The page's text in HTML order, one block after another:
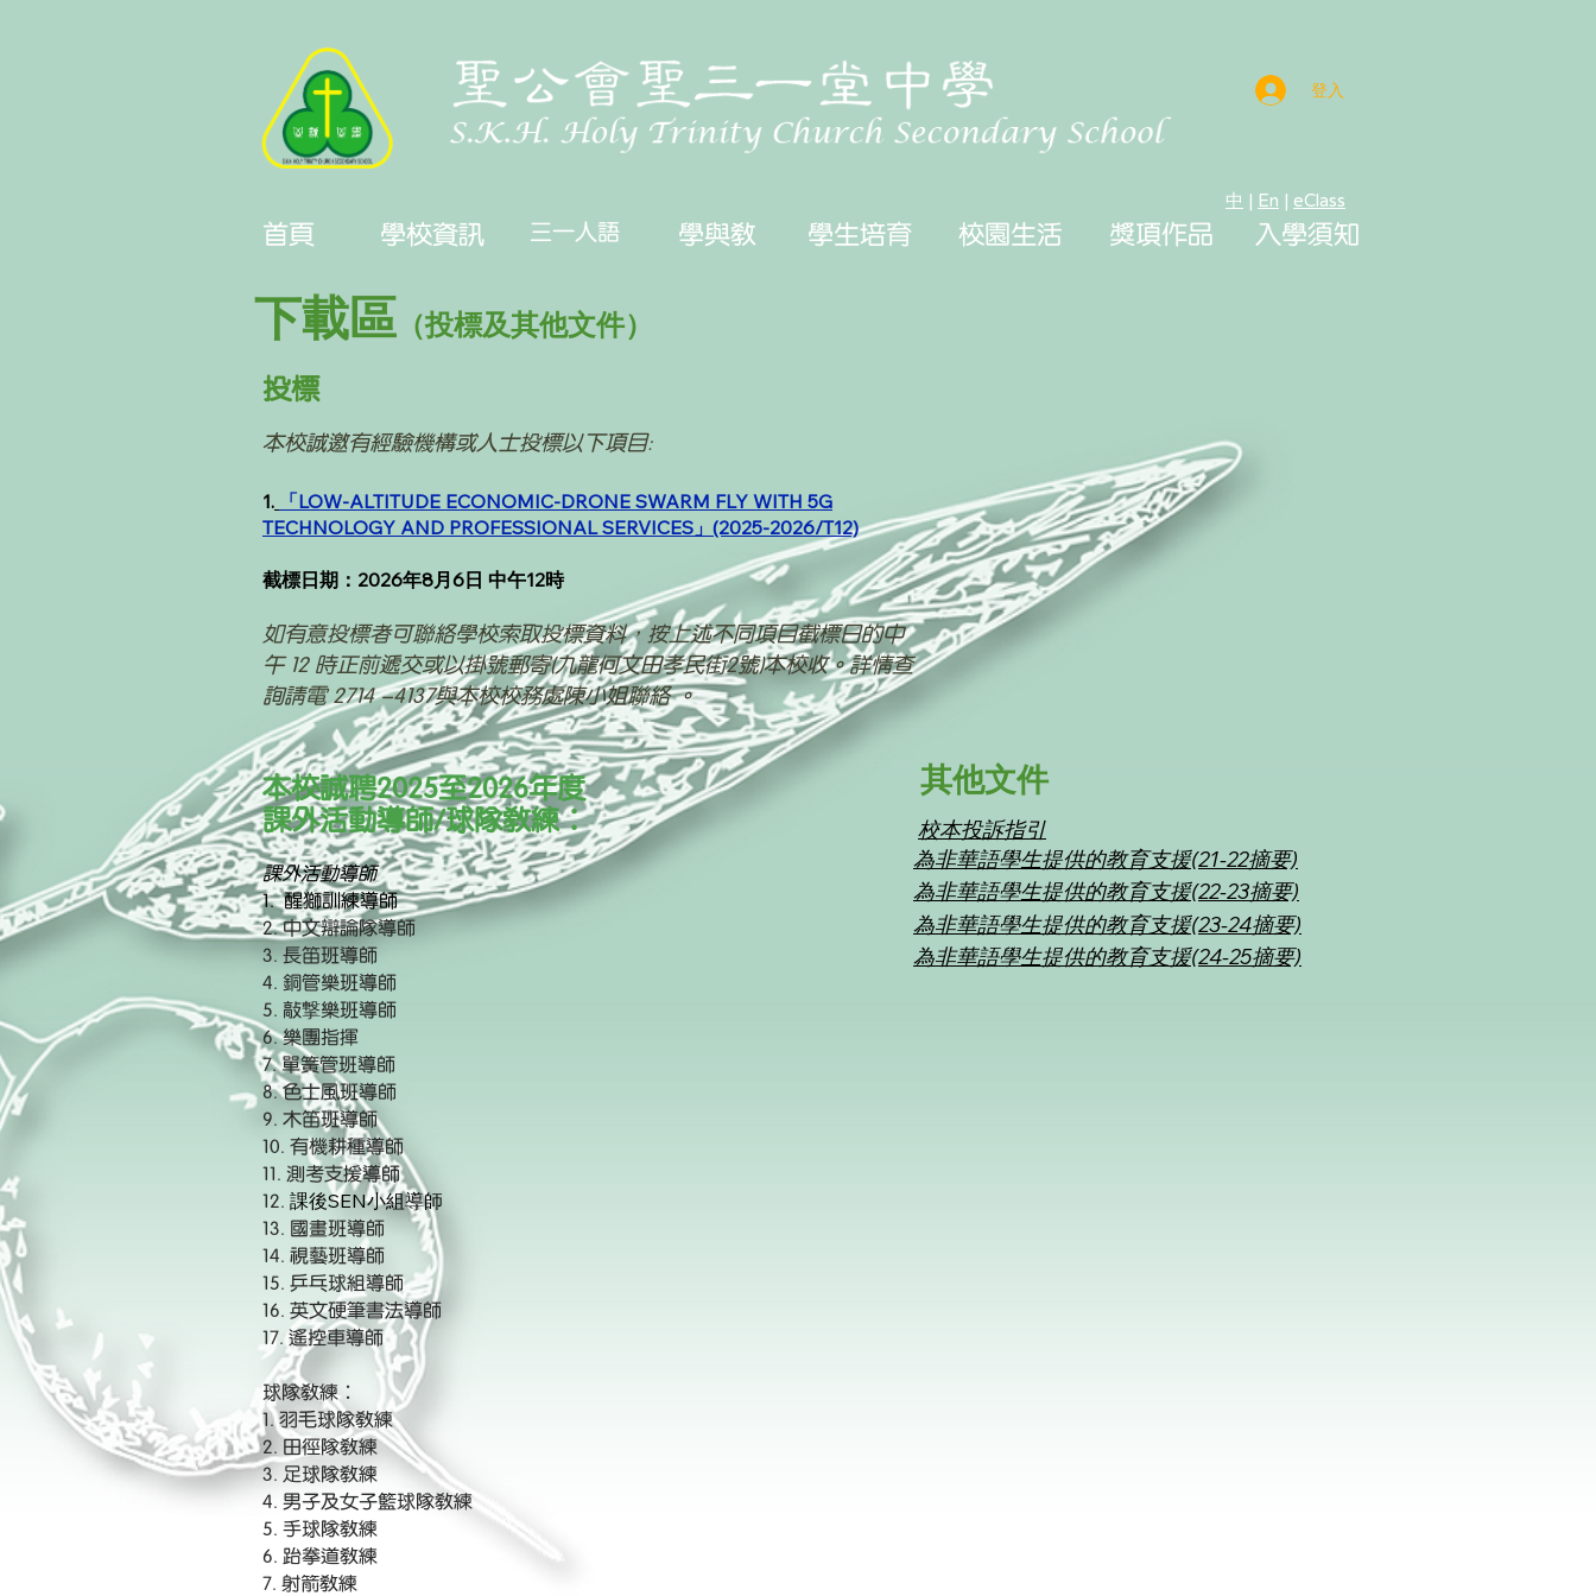
登入
中 | En | eClass
首頁 學校資訊 三一人語 學與教 學生培育 校園生活 獎項作品 入學須知
下載區 （投標及其他文件）
投標
本校誠邀有經驗機構或人士投標以下項目:
​1.
「LOW-ALTITUDE ECONOMIC-DRONE SWARM FLY WITH 5G
TECHNOLOGY AND PROFESSIONAL SERVICES 」(2025-2026/T12)
​截標日期：2026年8月6日 中午12時
如有意投標者可聯絡學校索取投標資料，按上述不同項目截標日的中
午 12 時正前遞交或以掛號郵寄(九龍何文田孝民街2號)本校收。詳情查
詢請電 2714 -4137與本校校務處陳小姐聯絡 。
本校誠聘2025至2026年度
課外活動導師/球隊教練：
課外活動導師
1. 醒獅訓練導師
2. 中文辯論隊導師
3. 長笛班導師
4. 銅管樂班導師
5. 敲撃樂班導師
6. 樂團指揮
7. 單簧管班導師
8. 色士風班導師
9. 木笛班導師
10. 有機耕種導師
11. 測考支援導師
12. 課後SEN小組導師
13. 國畫班導師
14. 視藝班導師
15. 乒乓球組導師
16. 英文硬筆書法導師
17. 遙控車導師​
球隊教練：
1. 羽毛球隊教練
2. 田徑隊教練
3. 足球隊教練
4. 男子及女子籃球隊教練
5. 手球隊教練
6. 跆拳道教練
7. 射箭教練
​其他文件
校本投訴指引​
為非華語學生提供的教育支援(21-22摘要)
為非華語學生提供的教育支援(22-23摘要)
為非華語學生提供的教育支援(23-24摘要)
為非華語學生提供的教育支援(24-25摘要)